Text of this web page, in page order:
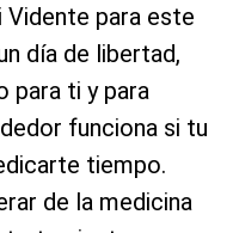
Vidente para este
día de libertad,
para ti y para
funciona si tu
tiempo.
de la medicina